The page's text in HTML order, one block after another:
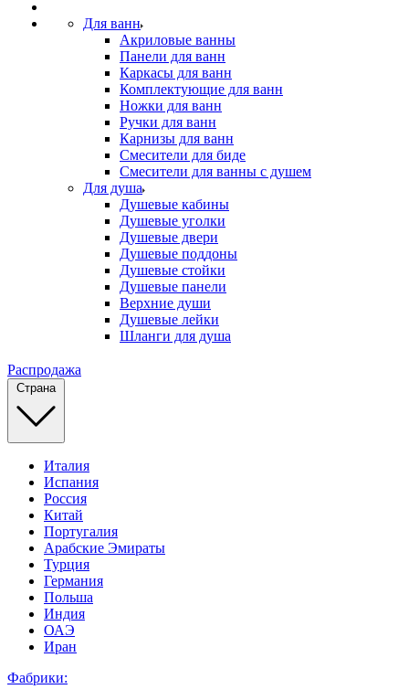
Для ванн
Акриловые ванны
Панели для ванн
Каркасы для ванн
Комплектующие для ванн
Ножки для ванн
Ручки для ванн
Карнизы для ванн
Смесители для биде
Смесители для ванны с душем
Для душа
Душевые кабины
Душевые уголки
Душевые двери
Душевые поддоны
Душевые стойки
Душевые панели
Верхние души
Душевые лейки
Шланги для душа
Распродажа
Страна
Италия
Испания
Россия
Китай
Португалия
Арабские Эмираты
Турция
Германия
Польша
Индия
ОАЭ
Иран
Фабрики: